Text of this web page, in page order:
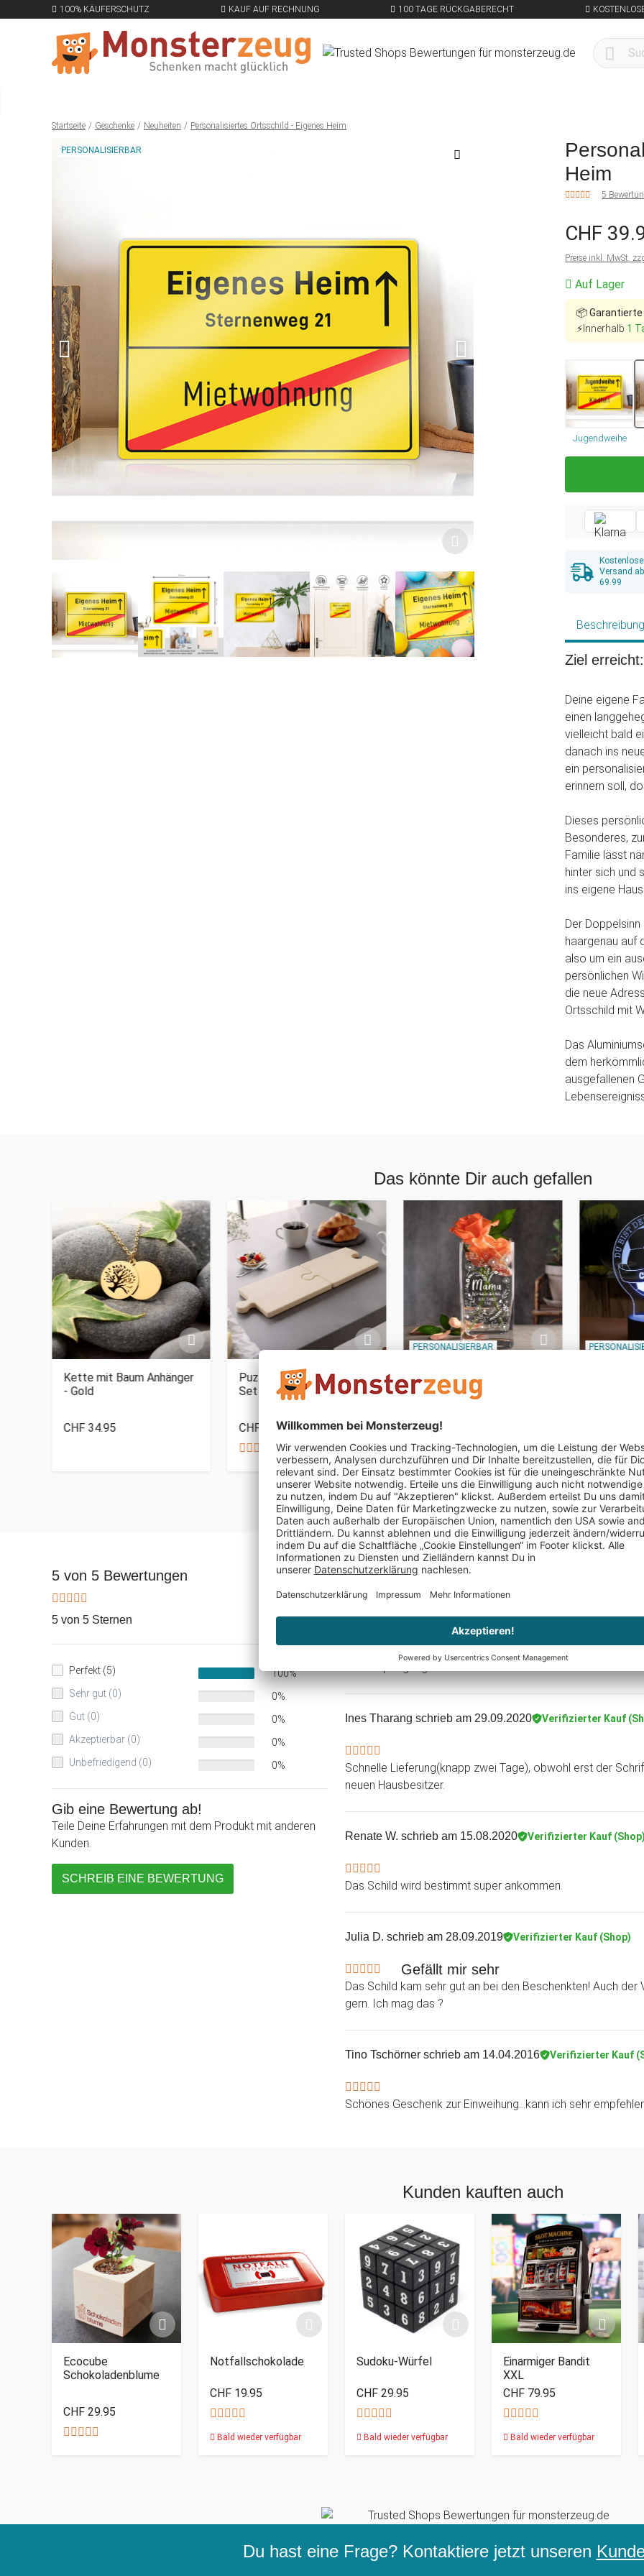
100% KÄUFERSCHUTZ KAUF AUF RECHNUNG 100 TAGE RÜCKGABERECHT
Startseite Geschenke Neuheiten Personalisiertes Ortsschild - Eigenes Heim
PERSONALISIERBAR
Heim
5
CHF
Preise inkl. MwSt.
Auf Lager
📦
⚡Innerhalb 1
Jugendweihe
Versand
69.99
Beschreibung
Ziel
Deine eigene
einen
vielleicht bald
danach ins
ein
erinnern soll,
Dieses
Besonderes,
Familie lässt
hinter sich und
ins eigene Haus.
Der
haargenau auf
also um ein
persönlichen
die neue
Ortsschild mit
Das
dem
ausgefallenen
Das könnte Dir auch gefallen
Kette mit Baum Anhänger
- Gold
CHF 34.95
Puzzle Brettchen - 2er
Set
CHF 39.95
PERSONALISIERBAR
Vase mit Gravur -
Blumenherz für Mama
CHF 54.95
LED
5 von 5 Bewertungen
5 von 5 Sternen
Perfekt (5)
100%
Sehr gut (0)
0%
Gut (0)
0%
Akzeptierbar (0)
0%
Unbefriedigend (0)
0%
Gib eine Bewertung ab!
Teile Deine Erfahrungen mit dem Produkt mit anderen
Kunden.
SCHREIB EINE BEWERTUNG
Pueppyschrieb am 22.01.2021 Verifizierter Kauf (Shop)
Ines Tharang schrieb am 29.09.2020 Verifizierter Kauf
Schnelle Lieferung(knapp zwei Tage), obwohl erst der
neuen Hausbesitzer.
Renate W. schrieb am 15.08.2020 Verifizierter Kauf (Shop)
Das Schild wird bestimmt super ankommen.
Julia D. schrieb am 28.09.2019 Verifizierter Kauf (Shop)
Gefällt mir sehr
Das Schild kam sehr gut an bei den Beschenkten! Auch
gern. Ich mag das ?
Tino Tschörner schrieb am 14.04.2016 Verifizierter Kauf
Schönes Geschenk zur Einweihung...kann ich sehr
Kunden kauften auch
Ecocube
Schokoladenblume
CHF 29.95
Notfallschokolade
CHF 19.95
Bald wieder verfügbar
Sudoku-Würfel
CHF 29.95
Bald wieder verfügbar
Einarmiger Bandit
XXL
CHF 79.95
Bald wieder verfügbar
Du hast eine Frage? Kontaktiere jetzt unseren